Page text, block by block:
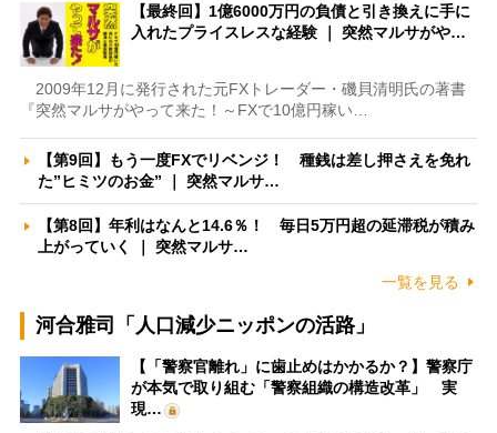
【最終回】1億6000万円の負債と引き換えに手に
入れたプライスレスな経験 ｜ 突然マルサがや…
2009年12月に発行された元FXトレーダー・磯貝清明氏の著書
『突然マルサがやって来た！～FXで10億円稼い…
【第9回】もう一度FXでリベンジ！ 種銭は差し押さえを免れ
た”ヒミツのお金” ｜ 突然マルサ…
【第8回】年利はなんと14.6％！ 毎日5万円超の延滞税が積み
上がっていく ｜ 突然マルサ…
一覧を見る
河合雅司「人口減少ニッポンの活路」
【「警察官離れ」に歯止めはかかるか？】警察庁
が本気で取り組む「警察組織の構造改革」 実
現…